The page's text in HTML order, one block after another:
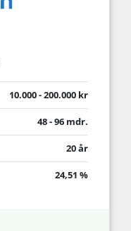
10.000 - 200.000 kr
48 - 96 mdr.
20 år
24,51 %